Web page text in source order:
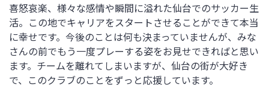
喜怒哀楽、様々な感情や瞬間に溢れた仙台でのサッカー生
活。この地でキャリアをスタートさせることができて本当
に幸せです。今後のことは何も決まっていませんが、みな
さんの前でもう一度プレーする姿をお見せできればと思い
ます。チームを離れてしまいますが、仙台の街が大好き
で、このクラブのことをずっと応援しています。